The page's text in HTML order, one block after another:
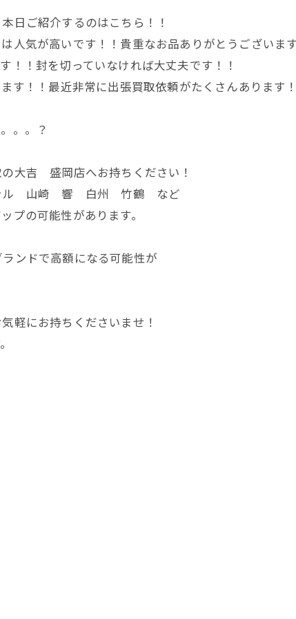
日ご紹介するのはこちら！！
人気が高いです！！貴重なお品ありがとうございま
！！封を切っていなければ大丈夫です！！
す！！最近非常に出張買取依頼がたくさんあります
。。？
大吉 盛岡店へお持ちください！
ル 山崎 響 白州 竹鶴 など
プの可能性があります。
ンドで高額になる可能性が
軽にお持ちくださいませ！